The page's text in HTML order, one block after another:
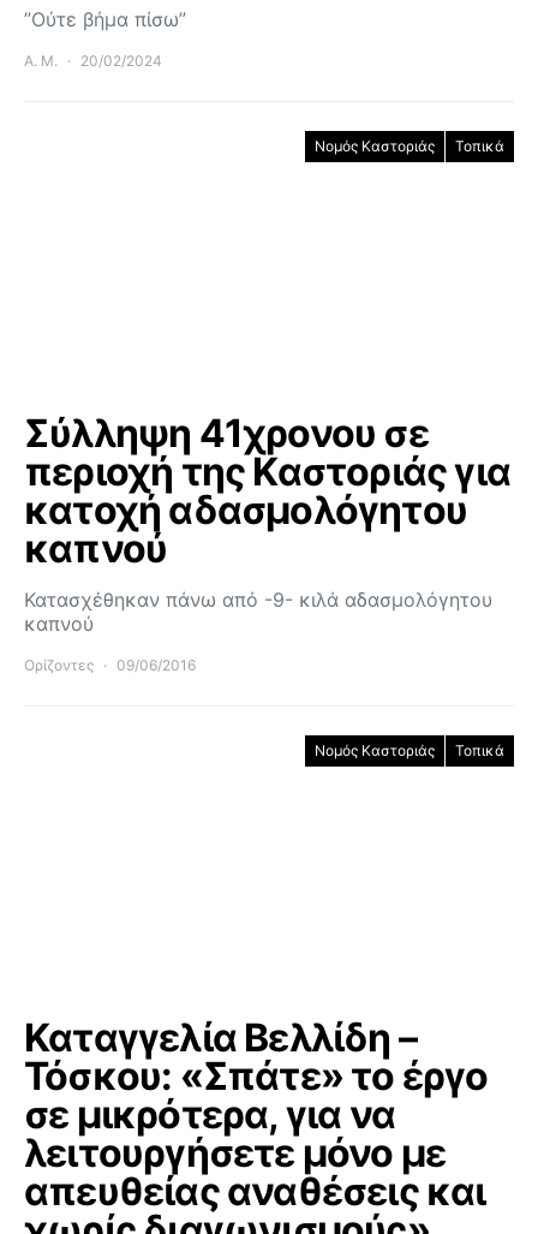
”Ούτε βήμα πίσω”
Α. Μ. 20/02/2024
Νομός Καστοριάς Τοπικά
Σύλληψη 41χρονου σε
περιοχή της Καστοριάς για
κατοχή αδασμολόγητου
καπνού
Κατασχέθηκαν πάνω από -9- κιλά αδασμολόγητου
καπνού
Ορίζοντες 09/06/2016
Νομός Καστοριάς Τοπικά
Καταγγελία Βελλίδη –
Τόσκου: «Σπάτε» το έργο
σε μικρότερα, για να
λειτουργήσετε μόνο με
απευθείας αναθέσεις και